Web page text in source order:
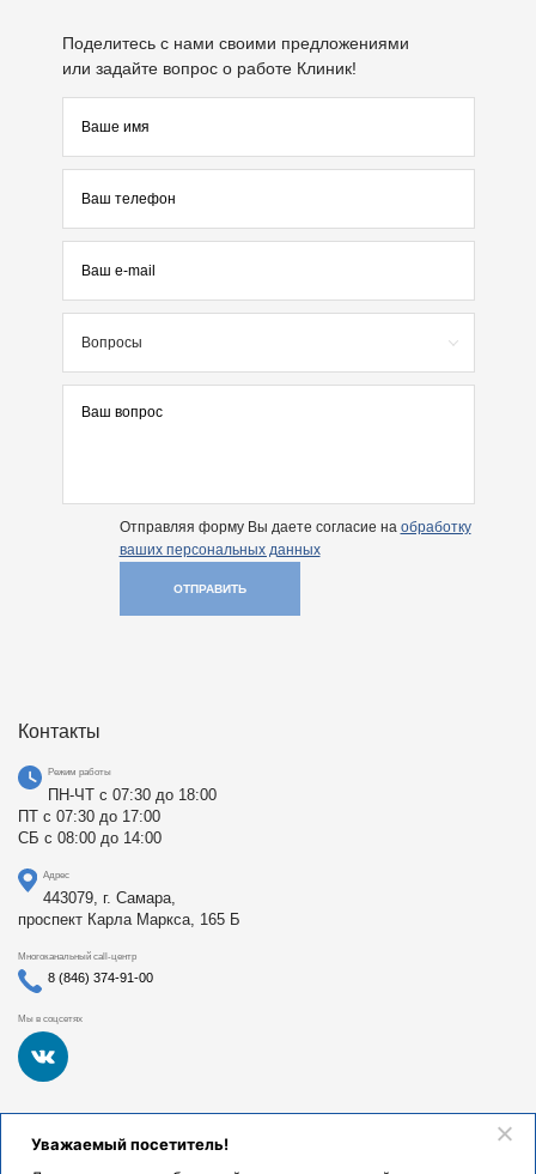
Поделитесь с нами своими предложениями
или задайте вопрос о работе Клиник!
Вопросы
Отправляя форму Вы даете согласие на обработку
ваших персональных данных
ОТПРАВИТЬ
Контакты
Режим работы
ПН-ЧТ с 07:30 до 18:00
ПТ с 07:30 до 17:00
СБ с 08:00 до 14:00
Адрес
443079, г. Самара,
проспект Карла Маркса, 165 Б
Многоканальный call-центр
8 (846) 374-91-00
Мы в соцсетях
Федеральное государственное бюджетное образовательное
учреждение высшего образования «Самарский
Уважаемый посетитель!